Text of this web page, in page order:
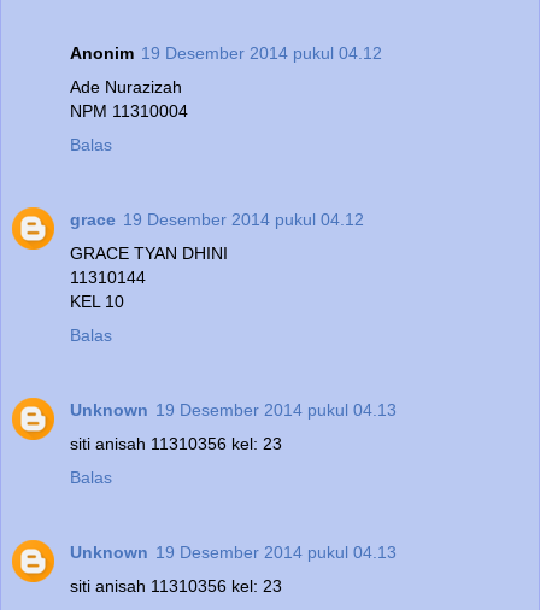
Anonim 19 Desember 2014 pukul 04.12
Ade Nurazizah
NPM 11310004
Balas
grace 19 Desember 2014 pukul 04.12
GRACE TYAN DHINI
11310144
KEL 10
Balas
Unknown 19 Desember 2014 pukul 04.13
siti anisah 11310356 kel: 23
Balas
Unknown 19 Desember 2014 pukul 04.13
siti anisah 11310356 kel: 23